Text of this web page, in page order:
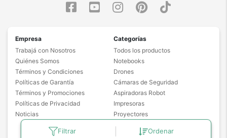
Filtrar Ordenar
Empresa
Trabajá con Nosotros
Quiénes Somos
Términos y Condiciones
Políticas de Garantía
Términos y Promociones
Políticas de Privacidad
Noticias
Categorías
Todos los productos
Notebooks
Drones
Cámaras de Seguridad
Aspiradoras Robot
Impresoras
Proyectores
Masajeadores